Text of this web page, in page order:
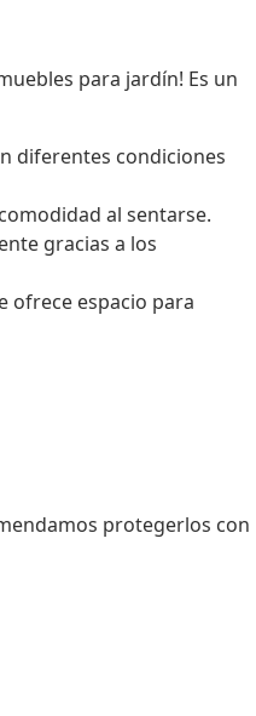
para jardín! Es un
diferentes condiciones
al sentarse.
gracias a los
ofrece espacio para
protegerlos con